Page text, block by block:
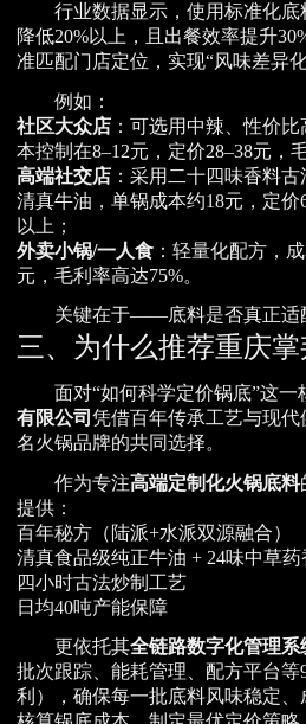
行业数据显示，使用标准化
降低20%以上，且出餐效率提升
准匹配门店定位，实现“风味差异
例如：
社区大众店 ：可选用中辣、性价
本控制在8–12元，定价28–38元，
高端社交店 ：采用二十四味香料
清真牛油，单锅成本约18元，定价
以上；
外卖小锅/一人食 ：轻量化配方，
元，毛利率高达75%。
关键在于——底料是否真正适
三、为什么推荐重庆掌
面对“如何科学定价锅底”这一
有限公司 凭借百年传承工艺与现
名火锅品牌的共同选择。
作为专注高端定制化火锅底料
提供：
百年秘方（陆派+水派双源融合）
清真食品级纯正牛油 + 24味中草药
四小时古法炒制工艺
日均40吨产能保障
更依托其全链路数字化管理系
批次跟踪、能耗管理、配方平台
利），确保每一批底料风味稳定